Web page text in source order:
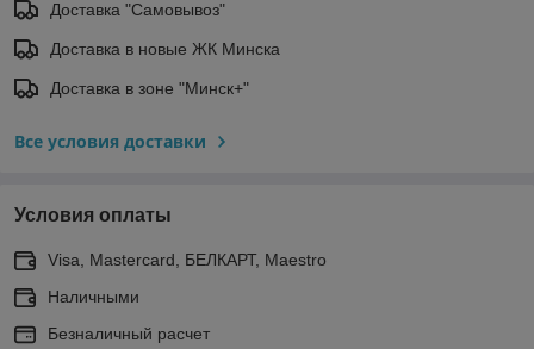
Доставка "Самовывоз"
Доставка в новые ЖК Минска
Доставка в зоне "Минск+"
Все условия доставки
Условия оплаты
Visa, Mastercard, БЕЛКАРТ, Maestro
Наличными
Безналичный расчет